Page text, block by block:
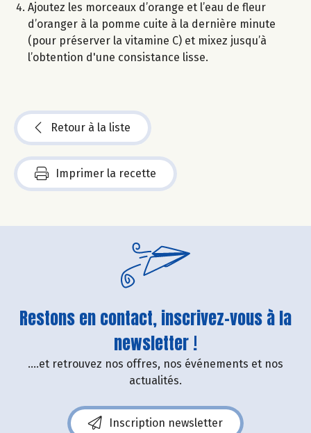
Ajoutez les morceaux d’orange et l’eau de fleur
d’oranger à la pomme cuite à la dernière minute
(pour préserver la vitamine C) et mixez jusqu’à
l’obtention d'une consistance lisse.
Retour à la liste
Imprimer la recette
Restons en contact, inscrivez-vous à la
newsletter !
....et retrouvez nos offres, nos événements et nos
actualités.
Inscription newsletter